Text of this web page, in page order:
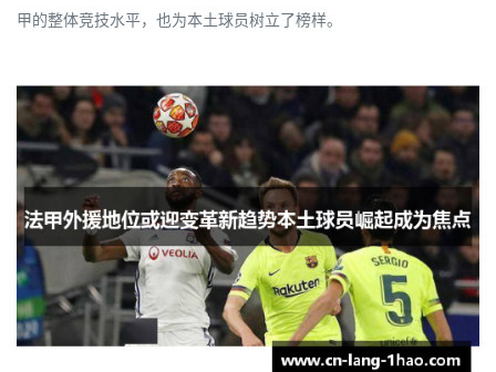
甲的整体竞技水平，也为本土球员树立了榜样。